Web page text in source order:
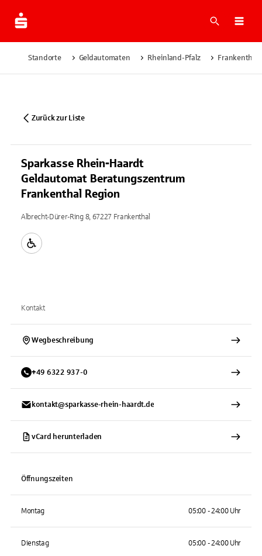
Suche
Standorte Geldautomaten Rheinland-Pfalz Frankenthal
Zurück zur Liste
Sparkasse Rhein-Haardt
Geldautomat Beratungszentrum
Frankenthal Region
Albrecht-Dürer-Ring 8, 67227 Frankenthal
Kontakt
Wegbeschreibung
+49 6322 937-0
kontakt@sparkasse-rhein-haardt.de
vCard herunterladen
Öffnungszeiten
Montag 05:00 - 24:00 Uhr
Dienstag 05:00 - 24:00 Uhr